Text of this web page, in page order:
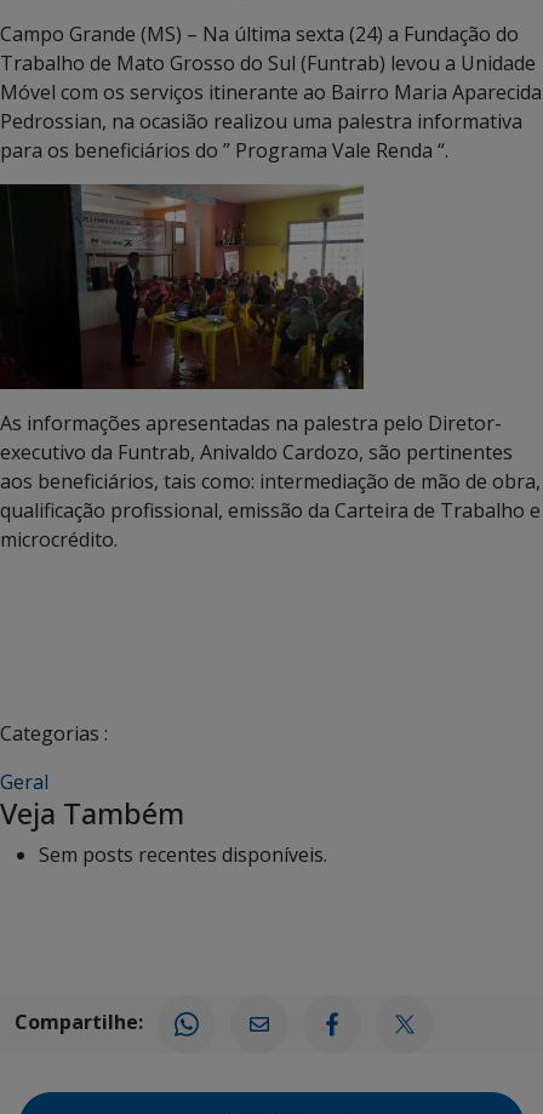
Campo Grande (MS) – Na última sexta (24) a Fundação do
Trabalho de Mato Grosso do Sul (Funtrab) levou a Unidade
Móvel com os serviços itinerante ao Bairro Maria Aparecida
Pedrossian, na ocasião realizou uma palestra informativa
para os beneficiários do ” Programa Vale Renda “.
As informações apresentadas na palestra pelo Diretor-
executivo da Funtrab, Anivaldo Cardozo, são pertinentes
aos beneficiários, tais como: intermediação de mão de obra,
qualificação profissional, emissão da Carteira de Trabalho e
microcrédito.
Categorias :
Geral
Veja Também
Sem posts recentes disponíveis.
Compartilhe: